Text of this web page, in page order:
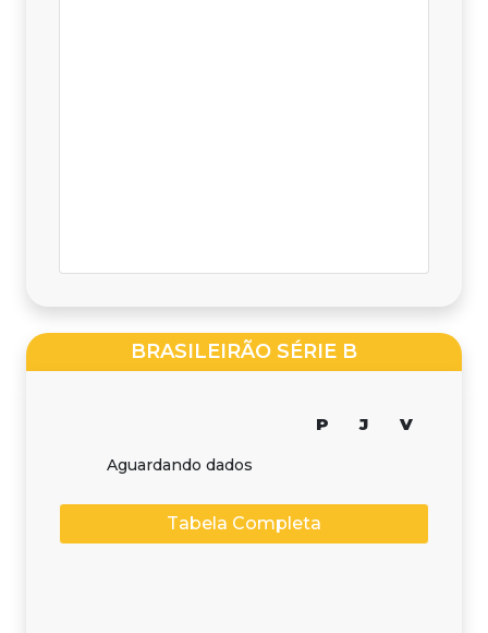
BRASILEIRÃO SÉRIE B
P J V
Aguardando dados
Tabela Completa